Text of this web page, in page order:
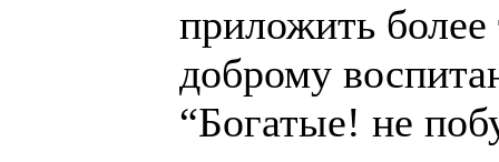
приложить более
доброму
“Богатые! не